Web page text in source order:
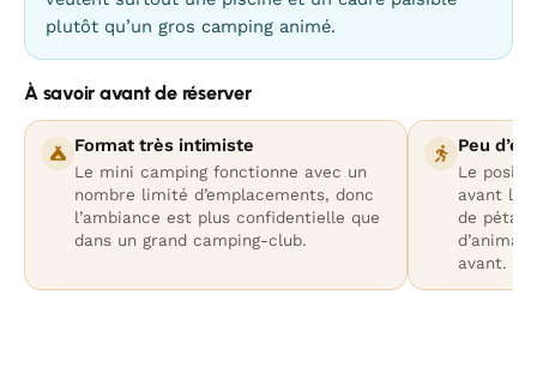
plutôt qu’un gros camping animé.
À savoir avant de réserver
Format très intimiste
Le mini camping fonctionne avec un
nombre limité d’emplacements, donc
l’ambiance est plus confidentielle que
dans un grand camping-club.
Peu
Le
avant la
de
avant.